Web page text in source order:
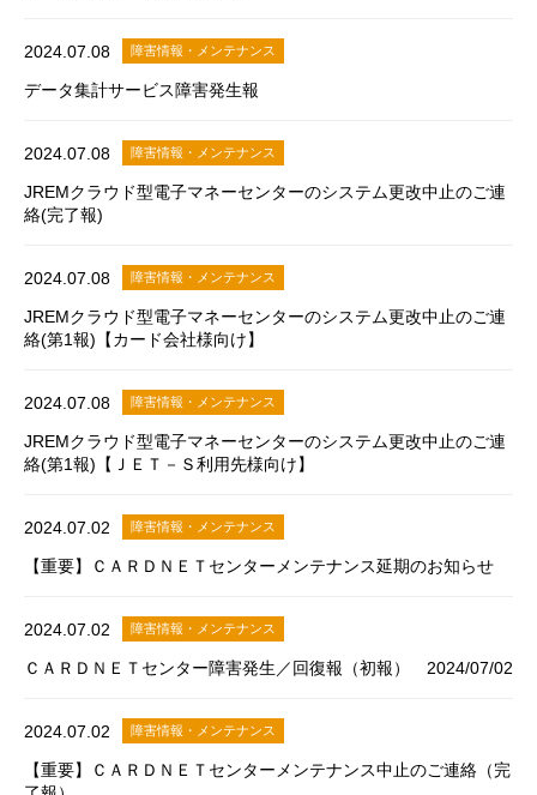
2024.07.08 障害情報・メンテナンス
データ集計サービス障害発生報
2024.07.08 障害情報・メンテナンス
JREMクラウド型電子マネーセンターのシステム更改中止のご連
絡(完了報)
2024.07.08 障害情報・メンテナンス
JREMクラウド型電子マネーセンターのシステム更改中止のご連
絡(第1報)【カード会社様向け】
2024.07.08 障害情報・メンテナンス
JREMクラウド型電子マネーセンターのシステム更改中止のご連
絡(第1報)【ＪＥＴ－Ｓ利用先様向け】
2024.07.02 障害情報・メンテナンス
【重要】ＣＡＲＤＮＥＴセンターメンテナンス延期のお知らせ
2024.07.02 障害情報・メンテナンス
ＣＡＲＤＮＥＴセンター障害発生／回復報（初報） 2024/07/02
2024.07.02 障害情報・メンテナンス
【重要】ＣＡＲＤＮＥＴセンターメンテナンス中止のご連絡（完